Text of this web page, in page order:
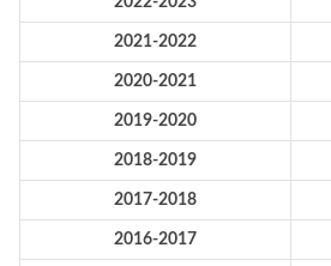
2021-2022
2020-2021
2019-2020
2018-2019
2017-2018
2016-2017